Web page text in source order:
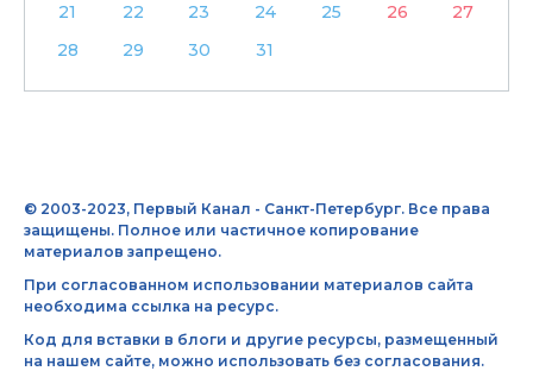
21
22 23 24 25 26
27
28
29 30 31
© 2003-2023, Первый Канал - Санкт-Петербург. Все права
защищены. Полное или частичное копирование
материалов запрещено.
При согласованном использовании материалов сайта
необходима ссылка на ресурс.
Код для вставки в блоги и другие ресурсы, размещенный
на нашем сайте, можно использовать без согласования.